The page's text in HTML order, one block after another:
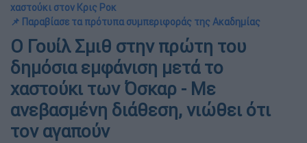
χαστούκι στον Κρις Ροκ
📌 Παραβίασε τα πρότυπα συμπεριφοράς της Ακαδημίας
Ο Γουίλ Σμιθ στην πρώτη του
δημόσια εμφάνιση μετά το
χαστούκι των Όσκαρ - Με
ανεβασμένη διάθεση, νιώθει ότι
τον αγαπούν